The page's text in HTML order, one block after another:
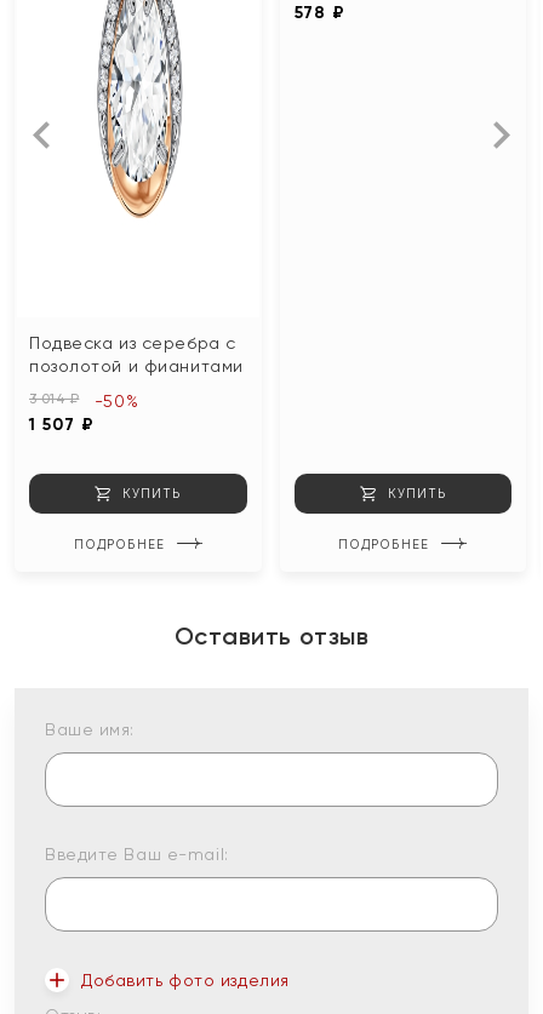
Подвеска из серебра с
позолотой и фианитами
3 014 ₽
1 507 ₽
-50%
КУПИТЬ
ПОДРОБНЕЕ
578 ₽
КУПИТЬ
ПОДРОБНЕЕ
Оставить отзыв
Ваше имя:
Введите Ваш e-mail:
Добавить фото изделия